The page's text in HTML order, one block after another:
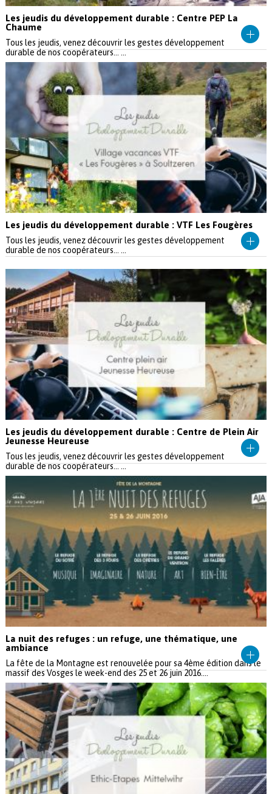
Les jeudis du développement durable : Centre PEP La
Chaume
Tous les jeudis, venez découvrir les gestes développement
durable de nos coopérateurs... ...
Les jeudis du développement durable : VTF Les Fougères
Tous les jeudis, venez découvrir les gestes développement
durable de nos coopérateurs... ...
Les jeudis du développement durable : Centre de Plein Air
Jeunesse Heureuse
Tous les jeudis, venez découvrir les gestes développement
durable de nos coopérateurs... ...
La nuit des refuges : un refuge, une thématique, une
ambiance
La fête de la Montagne est renouvelée pour sa 4ème édition dans le
massif des Vosges le week-end des 25 et 26 juin 2016....